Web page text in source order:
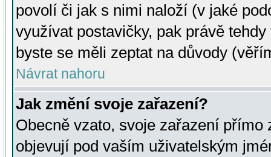
povolí či jak s nimi naloží (v jaké
využívat postavičky, pak právě
byste se měli zeptat na důvody
Návrat nahoru
Jak změní svoje zařazení?
Obecně vzato, svoje zařazení přímo
objevují pod vaším uživatelským